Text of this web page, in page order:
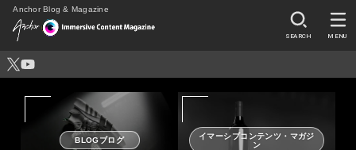
Anchor Blog & Magazine
SEARCH MENU
BLOGブログ
イマーシブコンテンツ・マガジ
ン